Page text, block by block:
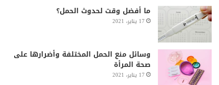
ما أفضل وقت لحدوث الحمل؟
17 يناير، 2021
وسائل منع الحمل المختلفة وأضرارها على
صحة المرأة
17 يناير، 2021